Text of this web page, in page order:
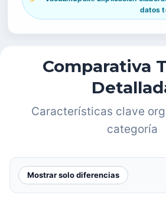
datos
Comparativa
Características clave
categoría
Mostrar solo diferencias